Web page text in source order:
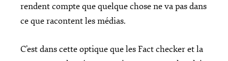
rendent compte que quelque chose ne va pas dans
ce que racontent les médias.
C’est dans cette optique que les Fact checker et la